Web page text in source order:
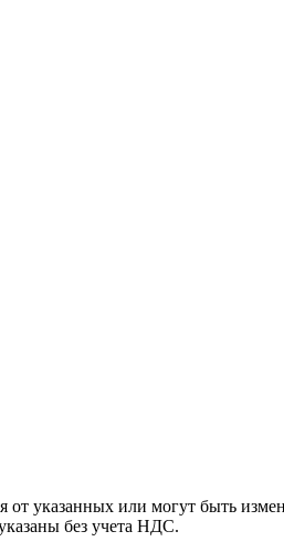
указанных или могут быть
без учета НДС.